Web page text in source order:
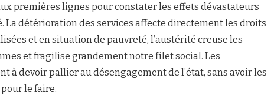
premières lignes pour constater les effets dévastateurs
La détérioration des services affecte directement les droits
et en situation de pauvreté, l’austérité creuse les
et fragilise grandement notre filet social. Les
à devoir pallier au désengagement de l’état, sans avoir les
le faire.